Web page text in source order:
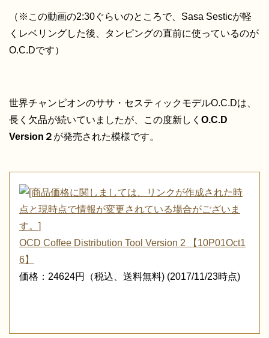
（※この動画の2:30ぐらいのところで、Sasa Sesticが軽
くレベリングした後、タンピングの直前に使っているのが
O.C.Dです）
世界チャンピオンのササ・セスティックモデルO.C.Dは、
長く欠品が続いていましたが、この度新しく O.C.D
Version２ が発売された模様です。
OCD Coffee Distribution Tool Version 2 【10P01Oct1
6】
価格：24624円（税込、送料無料) (2017/11/23時点)